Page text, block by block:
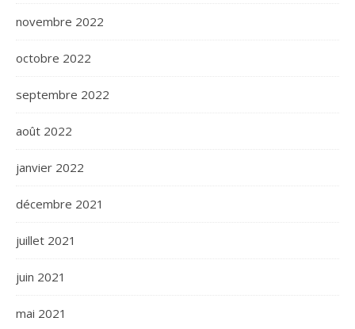
novembre 2022
octobre 2022
septembre 2022
août 2022
janvier 2022
décembre 2021
juillet 2021
juin 2021
mai 2021